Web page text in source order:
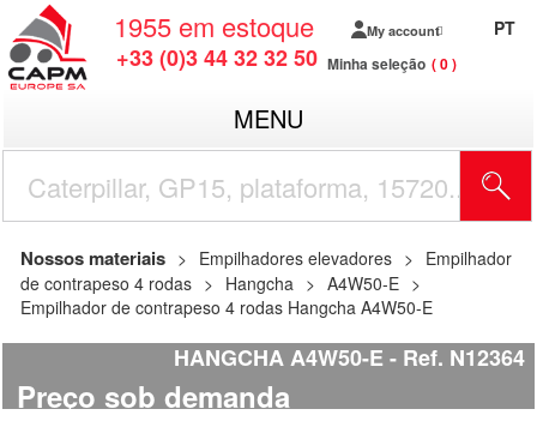
1955 em estoque
+33 (0)3 44 32 32 50
My account
Minha seleção 0
PT
MENU
Nossos materiais Empilhadores elevadores
Empilhador
de contrapeso 4 rodas
Hangcha
A4W50-E
Empilhador de contrapeso 4 rodas Hangcha A4W50-E
HANGCHA A4W50-E Ref. N12364
Preço sob demanda